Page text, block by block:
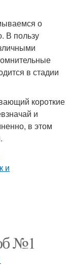
о
В пользу
в стадии
короткие
и
в этом
№1